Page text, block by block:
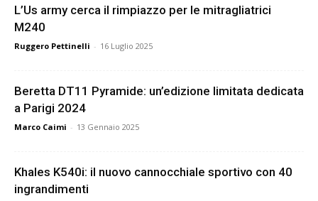
L’Us army cerca il rimpiazzo per le mitragliatrici
M240
Ruggero Pettinelli - 16 Luglio 2025
Beretta DT11 Pyramide: un’edizione limitata dedicata
a Parigi 2024
Marco Caimi - 13 Gennaio 2025
Khales K540i: il nuovo cannocchiale sportivo con 40
ingrandimenti